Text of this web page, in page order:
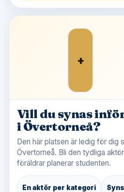
+
Vill du synas
i Övertorneå?
Den här platsen är ledig för dig
Övertorneå. Bli den tydliga
föräldrar planerar studenten.
En aktör per kategori